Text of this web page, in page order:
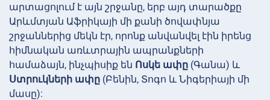
արտացոլում է այն շրջանը, երբ այդ տարածքը
Արևմտյան Աֆրիկայի մի քանի ծովափնյա
շրջաններից մեկն էր, որոնք անվանվել էին իրենց
հիմնական առևտրային ապրանքների
համաձայն, ինչպիսիք են Ոսկե ափը (Գանա) և
Ստրուկների ափը (Բենին, Տոգո և Նիգերիայի մի
մասը):